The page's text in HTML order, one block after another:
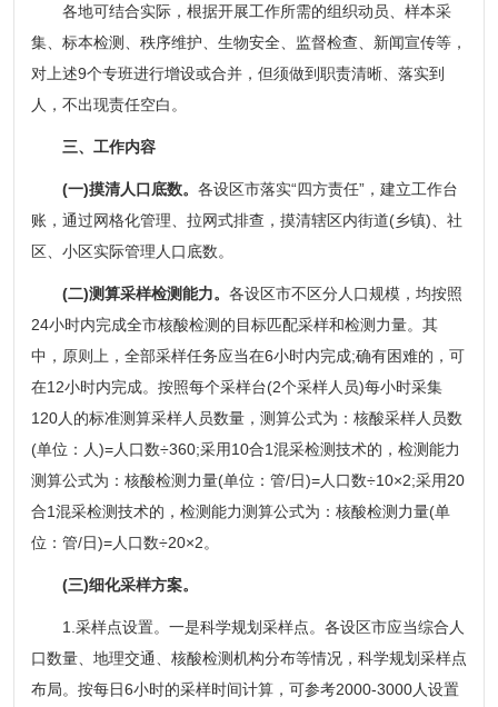
各地可结合实际，根据开展工作所需的组织动员、样本采
集、标本检测、秩序维护、生物安全、监督检查、新闻宣传等，
对上述9个专班进行增设或合并，但须做到职责清晰、落实到
人，不出现责任空白。
三、工作内容
(一)摸清人口底数。 各设区市落实“四方责任”，建立工作台
账，通过网格化管理、拉网式排查，摸清辖区内街道(乡镇)、社
区、小区实际管理人口底数。
(二)测算采样检测能力。 各设区市不区分人口规模，均按照
24小时内完成全市核酸检测的目标匹配采样和检测力量。其
中，原则上，全部采样任务应当在6小时内完成;确有困难的，可
在12小时内完成。按照每个采样台(2个采样人员)每小时采集
120人的标准测算采样人员数量，测算公式为：核酸采样人员数
(单位：人)=人口数÷360;采用10合1混采检测技术的，检测能力
测算公式为：核酸检测力量(单位：管/日)=人口数÷10×2;采用20
合1混采检测技术的，检测能力测算公式为：核酸检测力量(单
位：管/日)=人口数÷20×2。
(三)细化采样方案。
1.采样点设置。一是科学规划采样点。各设区市应当综合人
口数量、地理交通、核酸检测机构分布等情况，科学规划采样点
布局。按每日6小时的采样时间计算，可参考2000-3000人设置